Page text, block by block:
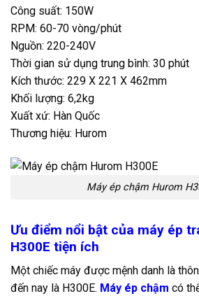
Công suất: 150W
RPM: 60-70 vòng/phút
Nguồn: 220-240V
Thời gian sử dụng trung bình: 30 phút
Kích thước: 229 X 221 X 462mm
Khối lượng: 6,2kg
Xuất xứ: Hàn Quốc
Thương hiệu: Hurom
Máy ép chậm Hurom
Ưu điểm nổi bật của máy ép
H300E tiện ích
Một chiếc máy được mệnh danh là
đến nay là H300E. Máy ép chậm có